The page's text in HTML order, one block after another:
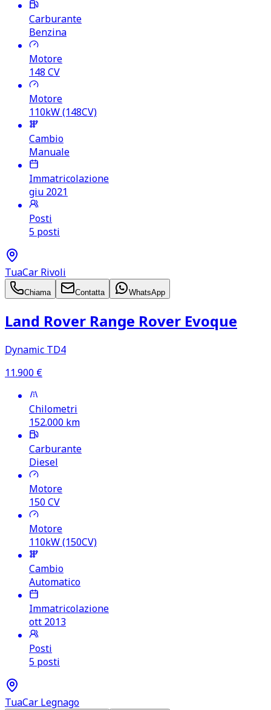
Carburante
Benzina
Motore
148 CV
Motore
110kW (148CV)
Cambio
Manuale
Immatricolazione
giu 2021
Posti
5 posti
TuaCar Rivoli
Chiama Contatta WhatsApp
Land Rover Range Rover Evoque
Dynamic TD4
11.900 €
Chilometri
152.000 km
Carburante
Diesel
Motore
150CV
Motore
110kW (150CV)
Cambio
Automatico
Immatricolazione
ott 2013
Posti
5 posti
TuaCar Legnago